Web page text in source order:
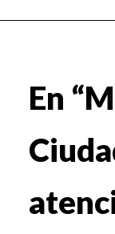
En